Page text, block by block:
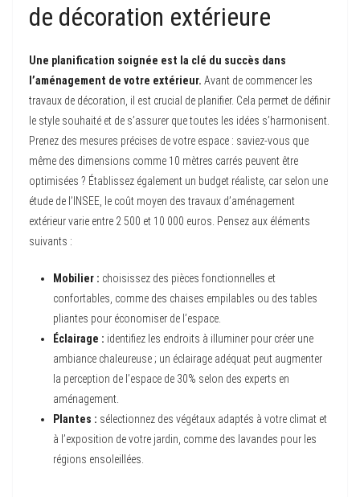
de décoration extérieure
Une planification soignée est la clé du succès dans
l’aménagement de votre extérieur. Avant de commencer les
travaux de décoration, il est crucial de planifier. Cela permet de définir
le style souhaité et de s’assurer que toutes les idées s’harmonisent.
Prenez des mesures précises de votre espace : saviez-vous que
même des dimensions comme 10 mètres carrés peuvent être
optimisées ? Établissez également un budget réaliste, car selon une
étude de l’INSEE, le coût moyen des travaux d’aménagement
extérieur varie entre 2 500 et 10 000 euros. Pensez aux éléments
suivants :
Mobilier : choisissez des pièces fonctionnelles et
confortables, comme des chaises empilables ou des tables
pliantes pour économiser de l’espace.
Éclairage : identifiez les endroits à illuminer pour créer une
ambiance chaleureuse ; un éclairage adéquat peut augmenter
la perception de l’espace de 30% selon des experts en
aménagement.
Plantes : sélectionnez des végétaux adaptés à votre climat et
à l’exposition de votre jardin, comme des lavandes pour les
régions ensoleillées.